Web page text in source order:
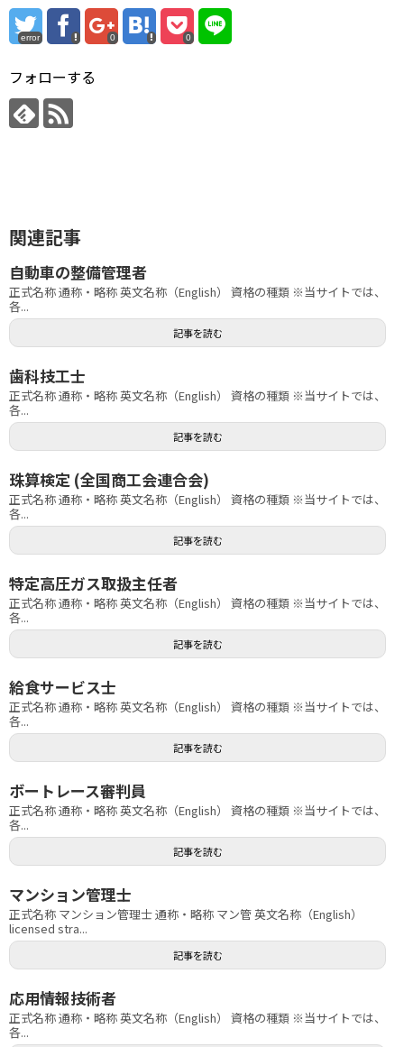
error 0 0
フォローする
関連記事
自動車の整備管理者
正式名称 通称・略称 英文名称（English） 資格の種類 ※当サイトでは、
各...
記事を読む
歯科技工士
正式名称 通称・略称 英文名称（English） 資格の種類 ※当サイトでは、
各...
記事を読む
珠算検定 (全国商工会連合会)
正式名称 通称・略称 英文名称（English） 資格の種類 ※当サイトでは、
各...
記事を読む
特定高圧ガス取扱主任者
正式名称 通称・略称 英文名称（English） 資格の種類 ※当サイトでは、
各...
記事を読む
給食サービス士
正式名称 通称・略称 英文名称（English） 資格の種類 ※当サイトでは、
各...
記事を読む
ボートレース審判員
正式名称 通称・略称 英文名称（English） 資格の種類 ※当サイトでは、
各...
記事を読む
マンション管理士
正式名称 マンション管理士 通称・略称 マン管 英文名称（English）
licensed stra...
記事を読む
応用情報技術者
正式名称 通称・略称 英文名称（English） 資格の種類 ※当サイトでは、
各...